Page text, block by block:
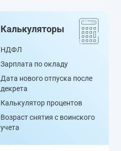
Калькуляторы
НДФЛ
Зарплата по окладу
Дата нового отпуска после
декрета
Калькулятор процентов
Возраст снятия с воинского
учета